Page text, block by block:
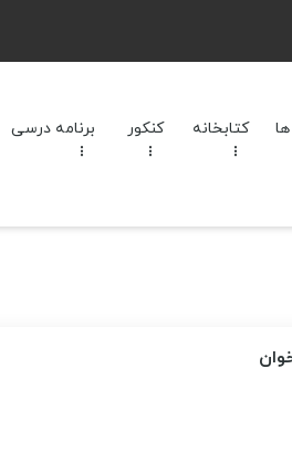
کتابخانه کنکور برنامه‌ درسی